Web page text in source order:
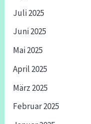
Juli 2025
Juni 2025
Mai 2025
April 2025
März 2025
Februar 2025